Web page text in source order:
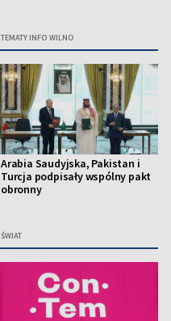
TEMATY INFO WILNO
Arabia Saudyjska, Pakistan i
Turcja podpisały wspólny pakt
obronny
ŚWIAT